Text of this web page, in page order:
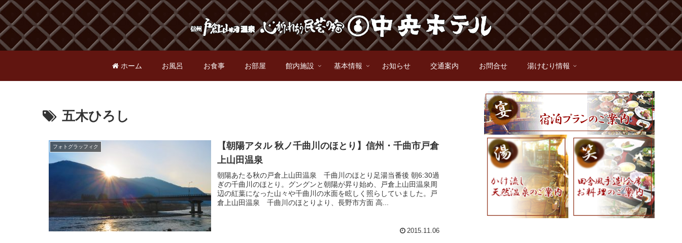
ホーム お風呂 お食事 お部屋 館内施設 基本情報 お知らせ 交通案内 お問合せ 湯けむり情報
五木ひろし
フォトグラッフィク
【朝陽アタル 秋ノ千曲川のほとり】信州・千曲市戸倉
上山田温泉
朝陽あたる秋の戸倉上山田温泉 千曲川のほとり足湯当番後 朝6:30過
ぎの千曲川のほとり。グングンと朝陽が昇り始め、戸倉上山田温泉周
辺の紅葉になった山々や千曲川の水面を眩しく照らしていました。戸
倉上山田温泉 千曲川のほとりより、長野市方面 高...
2015.11.06